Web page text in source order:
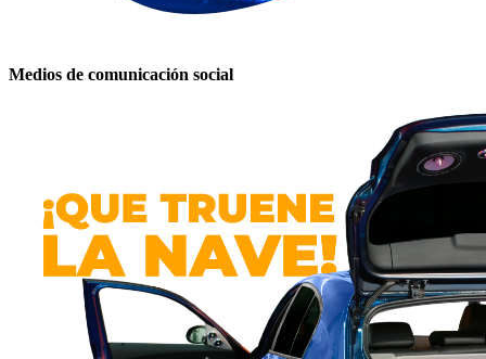
Medios de comunicación social